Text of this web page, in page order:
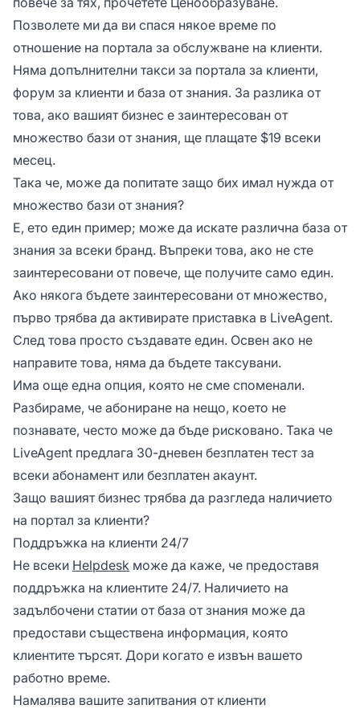
Позволете ми да ви спася някое време по
отношение на портала за обслужване на клиенти.
Няма допълнителни такси за портала за клиенти,
форум за клиенти и база от знания. За разлика от
това, ако вашият бизнес е заинтересован от
множество бази от знания, ще плащате $19 всеки
месец.
Така че, може да попитате защо бих имал нужда от
множество бази от знания?
Е, ето един пример; може да искате различна база от
знания за всеки бранд. Въпреки това, ако не сте
заинтересовани от повече, ще получите само един.
Ако някога бъдете заинтересовани от множество,
първо трябва да активирате приставка в LiveAgent.
След това просто създавате един. Освен ако не
направите това, няма да бъдете таксувани.
Има още една опция, която не сме споменали.
Разбираме, че абониране на нещо, което не
познавате, често може да бъде рисковано. Така че
LiveAgent предлага 30-дневен безплатен тест за
всеки абонамент или безплатен акаунт.
Защо вашият бизнес трябва да разгледа наличието
на портал за клиенти?
Поддръжка на клиенти 24/7
Не всеки Helpdesk може да каже, че предоставя
поддръжка на клиентите 24/7. Наличието на
задълбочени статии от база от знания може да
предостави съществена информация, която
клиентите търсят. Дори когато е извън вашето
работно време.
Намалява вашите запитвания от клиенти